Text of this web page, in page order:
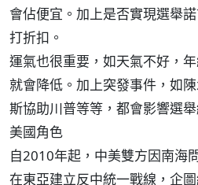
會佔便宜。加上是否實現選舉
打折扣。
運氣也很重要，如天氣不好，
就會降低。加上突發事件，如
斯協助川普等等，都會影響選舉
美國角色
自2010年起，中美雙方因南海
在東亞建立反中統一戰線，企